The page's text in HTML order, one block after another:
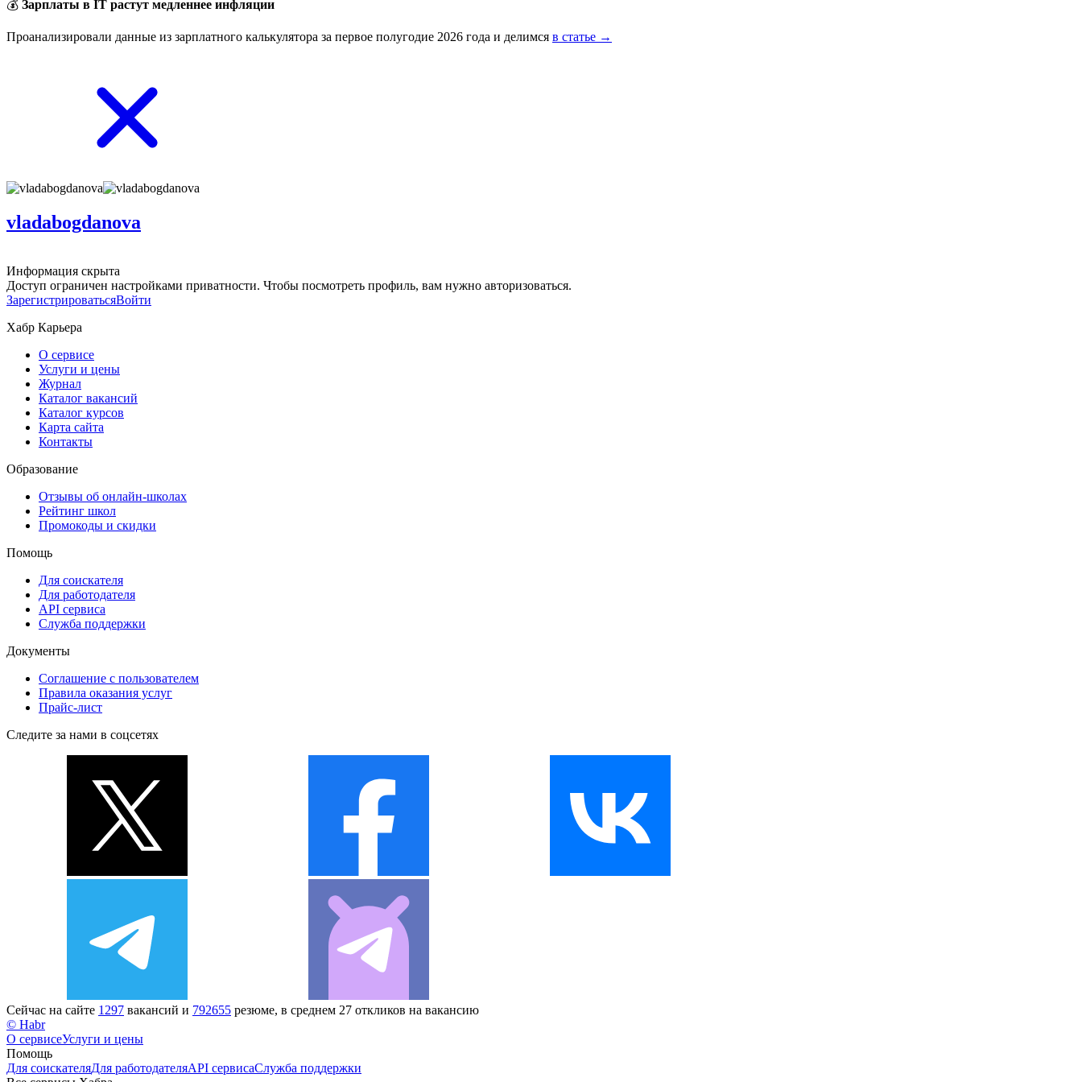
💰 Зарплаты в IT растут медленнее инфляции
Проанализировали данные из зарплатного калькулятора за первое полугодие 2026 года и делимся в статье →
vladabogdanova
Информация скрыта
Доступ ограничен настройками приватности. Чтобы посмотреть профиль, вам нужно авторизоваться.
ЗарегистрироватьсяВойти
Хабр Карьера
О сервисе
Услуги и цены
Журнал
Каталог вакансий
Каталог курсов
Карта сайта
Контакты
Образование
Отзывы об онлайн-школах
Рейтинг школ
Промокоды и скидки
Помощь
Для соискателя
Для работодателя
API сервиса
Служба поддержки
Документы
Соглашение с пользователем
Правила оказания услуг
Прайс-лист
Следите за нами в соцсетях
Сейчас на сайте 1297 вакансий и 792655 резюме, в среднем 27 откликов на вакансию
© Habr
О сервисеУслуги и цены
Помощь
Для соискателяДля работодателяAPI сервисаСлужба поддержки